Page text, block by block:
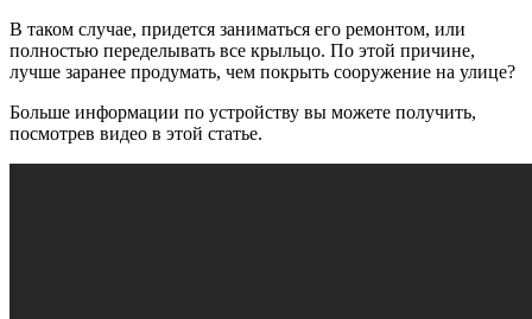
В таком случае, придется заниматься его ремонтом, или
полностью переделывать все крыльцо. По этой причине,
лучше заранее продумать, чем покрыть сооружение на улице?
Больше информации по устройству вы можете получить,
посмотрев видео в этой статье.